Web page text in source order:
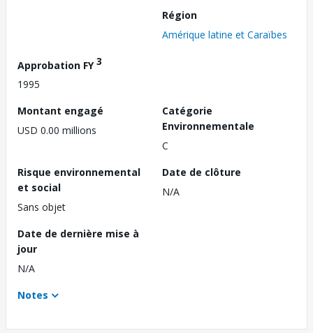
Région
Amérique latine et Caraïbes
Approbation FY3
1995
Montant engagé
USD 0.00 millions
Catégorie
Environnementale
C
Risque environnemental
et social
Sans objet
Date de clôture
N/A
Date de dernière mise à
jour
N/A
Notes